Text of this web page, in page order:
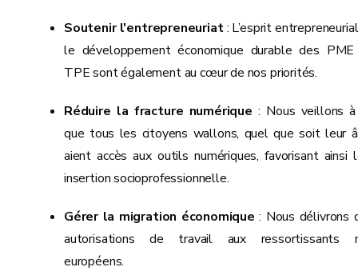
Soutenir l'entrepreneuriat: L’esprit
le développement économique durable des
TPE sont également au cœur de nos priorités.
Réduire la fracture numérique : Nous veillons
que tous les citoyens wallons, quel que soit leur
aient accès aux outils numériques, favorisant ainsi
insertion socioprofessionnelle.
Gérer la migration économique : Nous délivrons
autorisations de travail aux ressortissants
européens.